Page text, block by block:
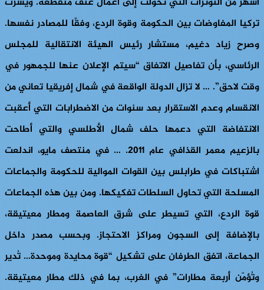
تركيا المفاوضات بين الحكومة وقوة الردع، وفقًا للمصادر نفسها.
وصرح زياد دغيم، مستشار رئيس الهيئة الانتقالية للمجلس
الرئاسي، بأن تفاصيل الاتفاق “سيتم الإعلان عنها للجمهور في
وقت لاحق”. … لا تزال الدولة الواقعة في شمال إفريقيا تعاني من
الانقسام وعدم الاستقرار بعد سنوات من الاضطرابات التي أعقبت
الانتفاضة التي دعمها حلف شمال الأطلسي والتي أطاحت
بالزعيم معمر القذافي عام 2011. … في منتصف مايو، اندلعت
اشتباكات في طرابلس بين القوات الموالية للحكومة والجماعات
المسلحة التي تحاول السلطات تفكيكها. ومن بين هذه الجماعات
قوة الردع، التي تسيطر على شرق العاصمة ومطار معيتيقة،
بالإضافة إلى السجون ومراكز الاحتجاز. وبحسب مصدر داخل
الجماعة، اتفق الطرفان على تشكيل “قوة محايدة وموحدة… تُدير
وتُؤمّن أربعة مطارات” في الغرب، بما في ذلك مطار معيتيقة.